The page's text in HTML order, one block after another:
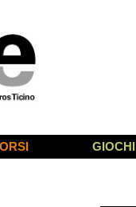
GIOCHI